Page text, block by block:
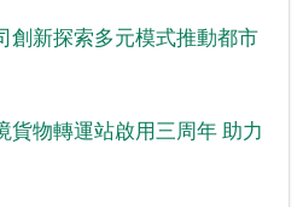
創新探索多元模式推動都市
貨物轉運站啟用三周年 助力